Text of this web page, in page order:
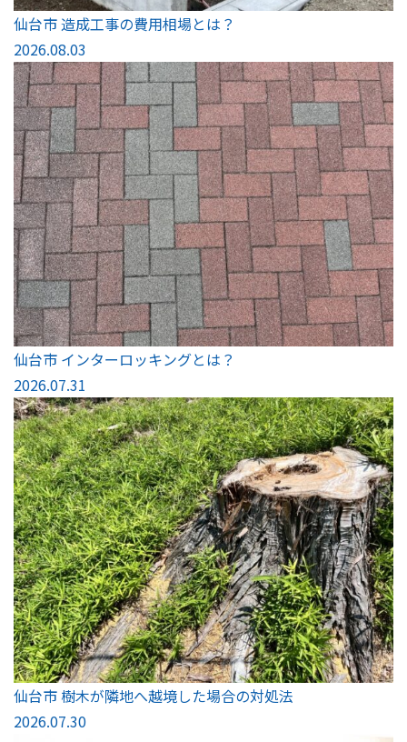
仙台市 造成工事の費用相場とは？
2026.08.03
仙台市 インターロッキングとは？
2026.07.31
仙台市 樹木が隣地へ越境した場合の対処法
2026.07.30